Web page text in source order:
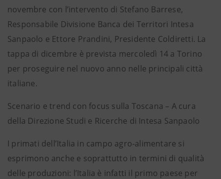
novembre con l’intervento di Stefano Barrese,
Responsabile Divisione Banca dei Territori Intesa
Sanpaolo e Ettore Prandini, Presidente Coldiretti. La
tappa di dicembre è prevista mercoledì 14 a Torino
per proseguire nel nuovo anno nelle principali città
italiane.
Scenario e trend con focus sulla Toscana – A cura
della Direzione Studi e Ricerche di Intesa Sanpaolo
I primati dell’Italia in campo agro-alimentare si
esprimono anche e soprattutto in termini di qualità
delle produzioni: l’Italia è infatti il primo paese per